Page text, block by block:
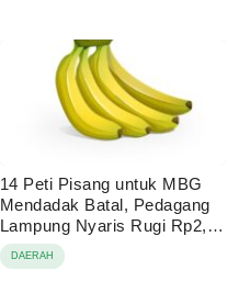
14 Peti Pisang untuk MBG
Mendadak Batal, Pedagang
Lampung Nyaris Rugi Rp2,1
Juta
DAERAH